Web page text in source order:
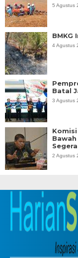
5 Agustus
4 Agustus
Batal
3 Agustus
2 Agustus